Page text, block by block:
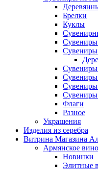
Брелки
Куклы
Сувениры
Сувениры
Сувениры
Сувениры
Сувениры
Сувениры
Флаги
Разное
Украшения
Изделия из серебра
Витрина Магазина
Армянское вино
Новинки
Элитные